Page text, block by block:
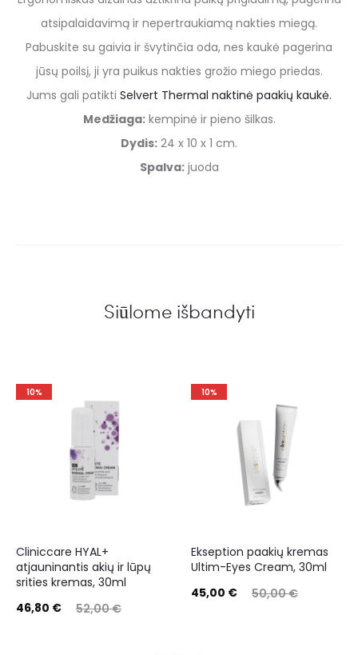
atsipalaidavimą ir nepertraukiamą nakties miegą.
Pabuskite su gaivia ir švytinčia oda, nes kaukė pagerina
jūsų poilsį, ji yra puikus nakties grožio miego priedas.
Jums gali patikti Selvert Thermal naktinė paakių kaukė.
Medžiaga:kempinė ir pieno šilkas.
Dydis: 24 x 10 x 1 cm.
Spalva:juoda
Siūlome išbandyti
10%
Cliniccare HYAL+
atjauninantis akių ir lūpų
srities kremas, 30ml
52,00€
46,80 €
10%
Ekseption paakių kremas
Ultim-Eyes Cream, 30ml
50,00€
45,00 €